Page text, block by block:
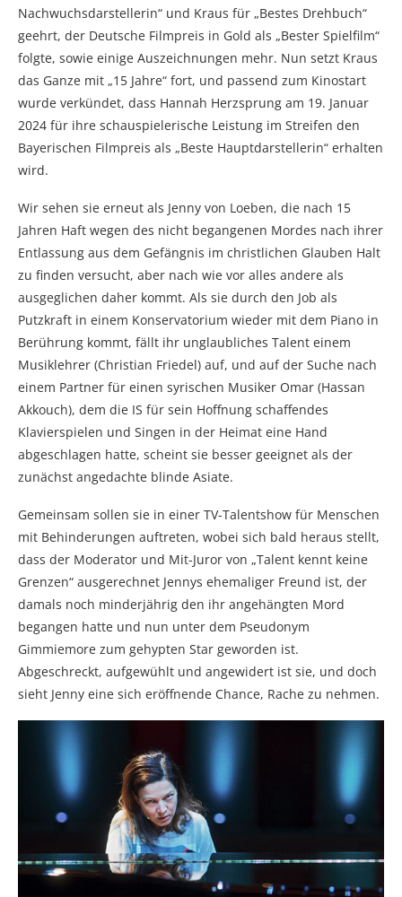
Nachwuchsdarstellerin“ und Kraus für „Bestes Drehbuch“
geehrt, der Deutsche Filmpreis in Gold als „Bester Spielfilm“
folgte, sowie einige Auszeichnungen mehr. Nun setzt Kraus
das Ganze mit „15 Jahre“ fort, und passend zum Kinostart
wurde verkündet, dass Hannah Herzsprung am 19. Januar
2024 für ihre schauspielerische Leistung im Streifen den
Bayerischen Filmpreis als „Beste Hauptdarstellerin“ erhalten
wird.
Wir sehen sie erneut als Jenny von Loeben, die nach 15
Jahren Haft wegen des nicht begangenen Mordes nach ihrer
Entlassung aus dem Gefängnis im christlichen Glauben Halt
zu finden versucht, aber nach wie vor alles andere als
ausgeglichen daher kommt. Als sie durch den Job als
Putzkraft in einem Konservatorium wieder mit dem Piano in
Berührung kommt, fällt ihr unglaubliches Talent einem
Musiklehrer (Christian Friedel) auf, und auf der Suche nach
einem Partner für einen syrischen Musiker Omar (Hassan
Akkouch), dem die IS für sein Hoffnung schaffendes
Klavierspielen und Singen in der Heimat eine Hand
abgeschlagen hatte, scheint sie besser geeignet als der
zunächst angedachte blinde Asiate.
Gemeinsam sollen sie in einer TV-Talentshow für Menschen
mit Behinderungen auftreten, wobei sich bald heraus stellt,
dass der Moderator und Mit-Juror von „Talent kennt keine
Grenzen“ ausgerechnet Jennys ehemaliger Freund ist, der
damals noch minderjährig den ihr angehängten Mord
begangen hatte und nun unter dem Pseudonym
Gimmiemore zum gehypten Star geworden ist.
Abgeschreckt, aufgewühlt und angewidert ist sie, und doch
sieht Jenny eine sich eröffnende Chance, Rache zu nehmen.